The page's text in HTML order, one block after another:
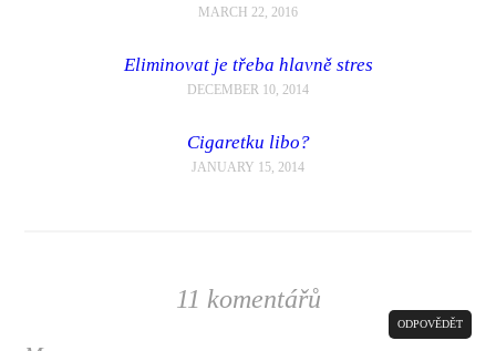
MARCH 22, 2016
Eliminovat je třeba hlavně stres
DECEMBER 10, 2014
Cigaretku libo?
JANUARY 15, 2014
11 komentářů
ODPOVĚDĚT